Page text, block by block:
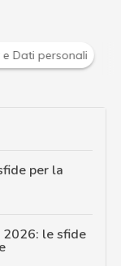
e Dati personali
per la
le sfide